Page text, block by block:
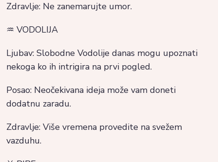
Zdravlje: Ne zanemarujte umor.
♒ VODOLIJA
Ljubav: Slobodne Vodolije danas mogu upoznati
nekoga ko ih intrigira na prvi pogled.
Posao: Neočekivana ideja može vam doneti
dodatnu zaradu.
Zdravlje: Više vremena provedite na svežem
vazduhu.